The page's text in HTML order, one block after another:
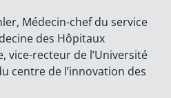
Médecin-chef du service
des Hôpitaux
vice-recteur de l’Université
centre de l’innovation des